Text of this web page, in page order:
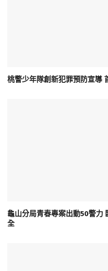
桃警少年隊創新犯罪預防宣導
龜山分局青春專案出動50警力
全